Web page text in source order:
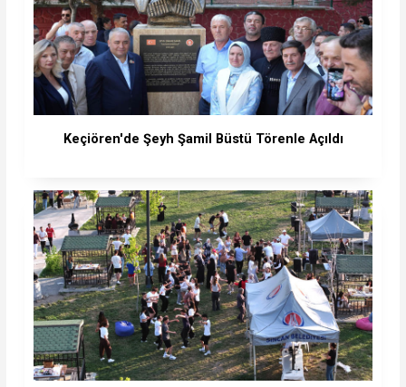
Keçiören'de Şeyh Şamil Büstü Törenle Açıldı